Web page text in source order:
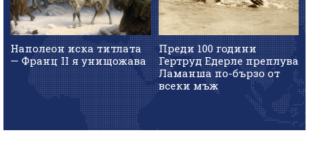
Наполеон иска титлата
— Франц II я унищожава
Преди 100 години
Гертруд Едерле преплува
Ламанша по-бързо от
всеки мъж